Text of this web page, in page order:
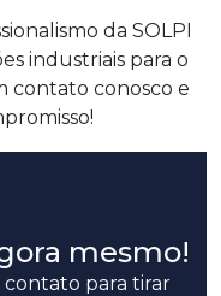
da SOLPI
industriais para o
contato conosco e
mesmo!
para tirar